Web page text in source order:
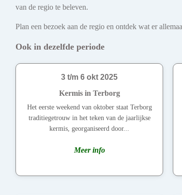
van de regio te beleven.
Plan een bezoek aan de regio en ontdek wat er
Ook in dezelfde periode
3 t/m 6 okt 2025
Kermis in Terborg
Het eerste weekend van oktober staat Terborg
traditiegetrouw in het teken van de jaarlijkse
kermis, georganiseerd door...
Meer info